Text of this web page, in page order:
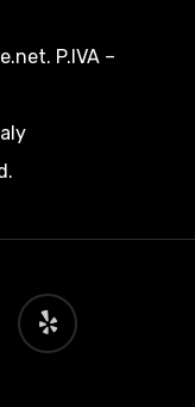
P.IVA –
yelp